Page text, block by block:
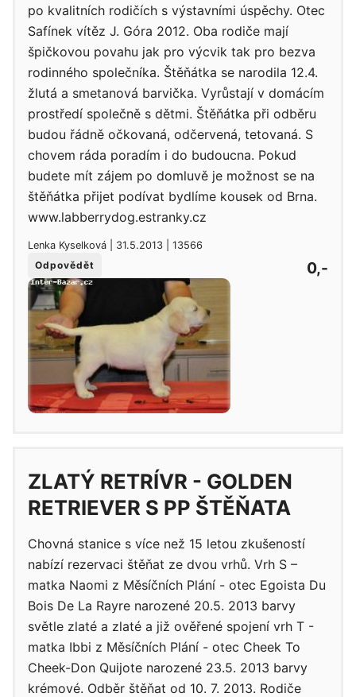
po kvalitních rodičích s výstavními úspěchy. Otec
Safínek vítěz J. Góra 2012. Oba rodiče mají
špičkovou povahu jak pro výcvik tak pro bezva
rodinného společníka. Štěňátka se narodila 12.4.
žlutá a smetanová barvička. Vyrůstají v domácím
prostředí společně s dětmi. Štěňátka při odběru
budou řádně očkovaná, odčervená, tetovaná. S
chovem ráda poradím i do budoucna. Pokud
budete mít zájem po domluvě je možnost se na
štěňátka přijet podívat bydlíme kousek od Brna.
www.labberrydog.estranky.cz
Lenka Kyselková | 31.5.2013 | 13566
Odpovědět
0,-
ZLATÝ RETRÍVR - GOLDEN
RETRIEVER S PP ŠTĚŇATA
Chovná stanice s více než 15 letou zkušeností
nabízí rezervaci štěňat ze dvou vrhů. Vrh S –
matka Naomi z Měsíčních Plání - otec Egoista Du
Bois De La Rayre narozené 20.5. 2013 barvy
světle zlaté a zlaté a již ověřené spojení vrh T -
matka Ibbi z Měsíčních Plání - otec Cheek To
Cheek-Don Quijote narozené 23.5. 2013 barvy
krémové. Odběr štěňat od 10. 7. 2013. Rodiče